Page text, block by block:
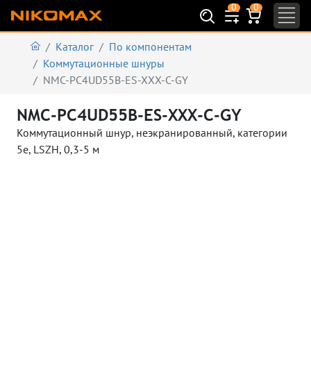
0 0
Каталог
По компонентам
Коммутационные шнуры
NMC-PC4UD55B-ES-XXX-C-GY
NMC-PC4UD55B-ES-XXX-C-GY
Коммутационный шнур, неэкранированный, категории
5e, LSZH, 0,3-5 м